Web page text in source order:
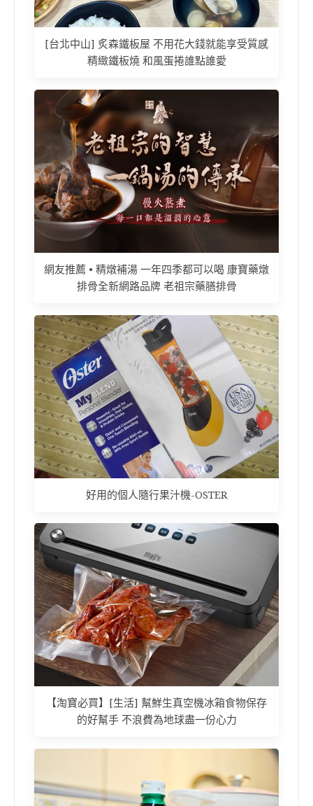
[台北中山] 炙森鐵板屋 不用花大錢就能享受質感
精緻鐵板燒 和風蛋捲誰點誰愛
網友推薦 • 精燉補湯 一年四季都可以喝 康寶藥燉
排骨全新網路品牌 老祖宗藥膳排骨
好用的個人隨行果汁機-OSTER
【淘寶必買】[生活] 幫鮮生真空機冰箱食物保存
的好幫手 不浪費為地球盡一份心力